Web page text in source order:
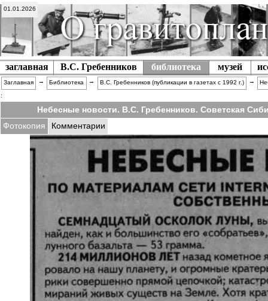
01.01.2026
заглавная В.С. Гребенников библиотека музей
Заглавная → Библиотека → В.С. Гребенников (публикации в газетах c 1992 г.) →
:
Небесные новости. В.С. Гребенников. Советская
Фотокопия
Комментарии